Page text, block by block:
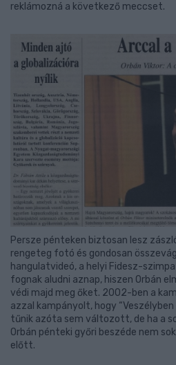
reklámozná a következő meccset.
Persze pénteken biztosan lesz
rengeteg fotó és gondosan
hangulatvideó, a helyi Fidesz-
fognak aludni aznap, hiszen Orbán
védi majd meg őket. 2002-ben a
azzal kampányolt, hogy
tűnik azóta sem változott, de ha a
Orbán pénteki győri beszéde nem
előtt.